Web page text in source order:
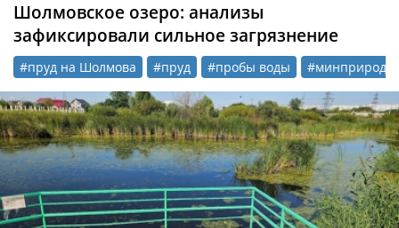
Шолмовское озеро: анализы
зафиксировали сильное загрязнение
#пруд на Шолмова #пруд #пробы воды #минприроды